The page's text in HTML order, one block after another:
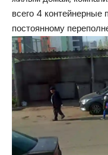
всего 4 контейнерные
постоянному